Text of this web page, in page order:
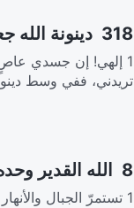
318 دينونة الله جعلت قلبي الذي يحبّ الله أطهر
1 إلهي! إن جسدي
تريدني، ففي وسط
8 الله القدير وحده هو الحياة الأبدية القائمة من الموت
1 تستمرّ الجبال